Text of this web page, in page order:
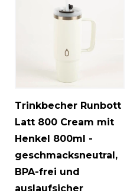
Trinkbecher Runbott
Latt 800 Cream mit
Henkel 800ml -
geschmacksneutral,
BPA-frei und
auslaufsicher